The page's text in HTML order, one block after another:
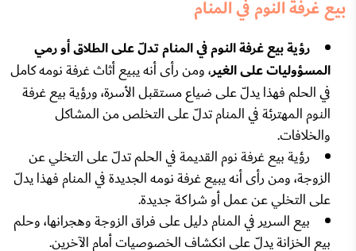
بيع غرفة النوم في المنام
رؤية بيع غرفة النوم في المنام تدلّ على الطلاق أو رمي
المسؤوليات على الغير، ومن رأى أنه يبيع أثاث غرفة نومه كامل
في الحلم فهذا يدلّ على ضياع مستقبل الأسرة، ورؤية بيع غرفة
النوم المهترئة في المنام تدلّ على التخلص من المشاكل
والخلافات.
رؤية بيع غرفة نوم القديمة في الحلم تدلّ على التخلي عن
الزوجة، ومن رأى أنه يبيع غرفة نومه الجديدة في المنام فهذا يدلّ
على التخلي عن عمل أو شراكة جديدة.
بيع السرير في المنام دليل على فراق الزوجة وهجرانها، وحلم
بيع الخزانة يدلّ على انكشاف الخصوصيات أمام الآخرين.